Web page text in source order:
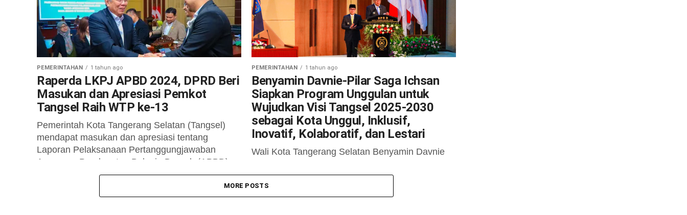
persetujuan dari Dewan Perwakilan Rakyat...
PEMERINTAHAN 1 tahun ago
Raperda LKPJ APBD 2024, DPRD Beri
Masukan dan Apresiasi Pemkot
Tangsel Raih WTP ke-13
Pemerintah Kota Tangerang Selatan (Tangsel)
mendapat masukan dan apresiasi tentang
Laporan Pelaksanaan Pertanggungjawaban
Anggaran Pendapatan Belanja Daerah (APBD)
2024 dari anggota DPRD Kota Tangsel. Diketahui,
PEMERINTAHAN 1 tahun ago
Benyamin Davnie-Pilar Saga Ichsan
Siapkan Program Unggulan untuk
Wujudkan Visi Tangsel 2025-2030
sebagai Kota Unggul, Inklusif,
Inovatif, Kolaboratif, dan Lestari
Wali Kota Tangerang Selatan Benyamin Davnie
yang akan dijalankan bersama Wakil Wali Kota
Pilar Saga Ichsan. Hal tersebut disampaikan
MORE POSTS